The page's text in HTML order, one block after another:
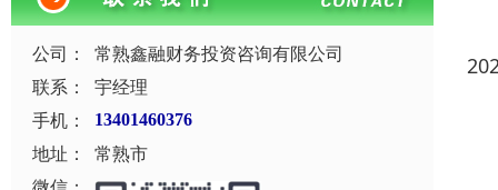
公司：
常熟鑫融财务投资咨询有限公司
联系：
宇经理
手机：
13401460376
地址：
常熟市